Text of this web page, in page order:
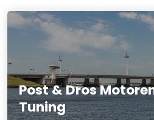
Post & Dros
Tuning